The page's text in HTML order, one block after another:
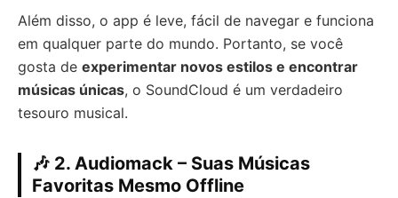
Além disso, o app é leve, fácil de navegar e funciona
em qualquer parte do mundo. Portanto, se você
gosta de experimentar novos estilos e encontrar
músicas únicas, o SoundCloud é um verdadeiro
tesouro musical.
🎶 2. Audiomack – Suas Músicas
Favoritas Mesmo Offline